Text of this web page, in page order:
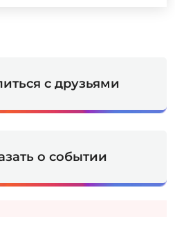
с друзьями
о событии